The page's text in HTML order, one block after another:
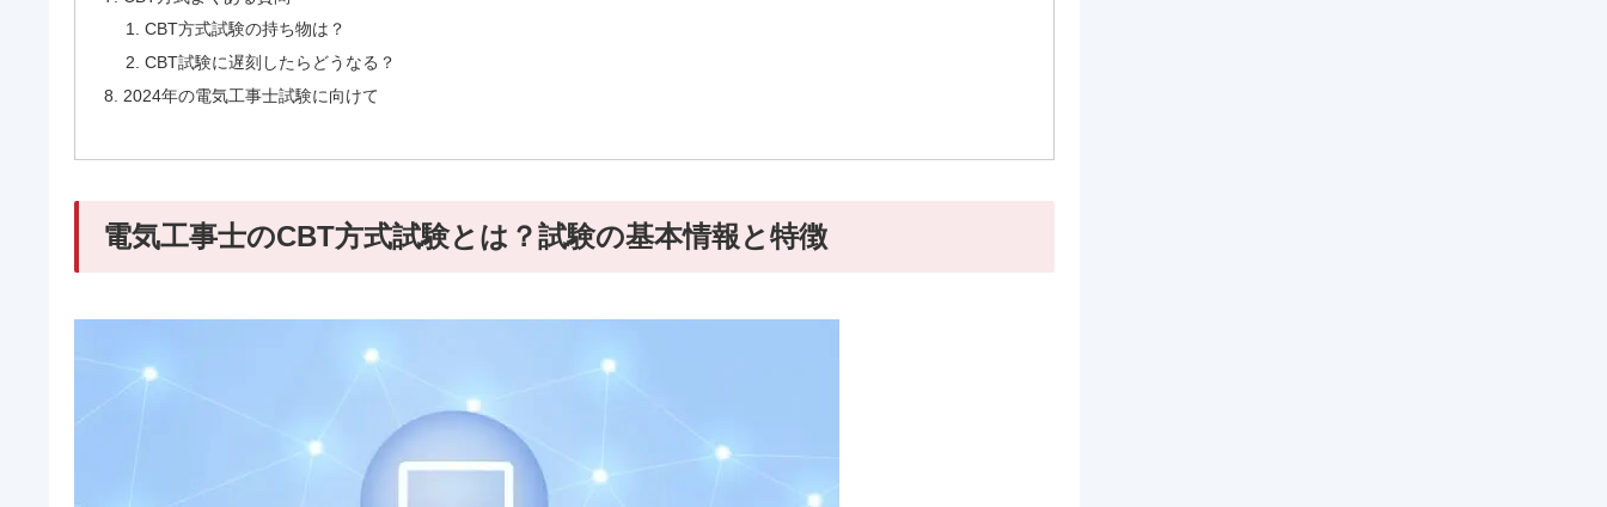
CBT方式試験の持ち物は？
CBT試験に遅刻したらどうなる？
2024年の電気工事士試験に向けて
電気工事士のCBT方式試験とは？試験の基本情報と特徴